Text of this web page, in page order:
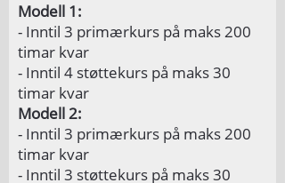
Modell 1:
- Inntil 3 primærkurs på maks 200
timar kvar
- Inntil 4 støttekurs på maks 30
timar kvar
Modell 2:
- Inntil 3 primærkurs på maks 200
timar kvar
- Inntil 3 støttekurs på maks 30